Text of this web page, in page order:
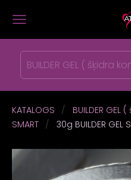
KATALOGS
BUILDER
SMART
30g BUILDER GEL